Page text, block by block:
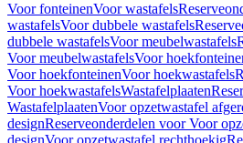
Voor fonteinenVoor wastafels
wastafelsVoor dubbele wastafels
dubbele wastafelsVoor meubelwastafels
Voor meubelwastafelsVoor
Voor hoekfonteinenVoor hoekwastafels
Voor hoekwastafelsWastafelplaaten
WastafelplaatenVoor opzetwastafel
designReserveonderdelen voor Voor
designVoor opzetwastafel rechthoekig